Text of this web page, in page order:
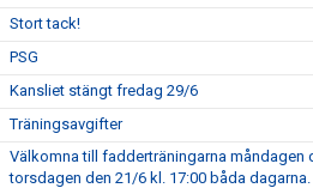
Stort tack!
PSG
Kansliet stängt fredag 29/6
Träningsavgifter
Välkomna till fadderträningarna måndagen
torsdagen den 21/6 kl. 17:00 båda dagarna.